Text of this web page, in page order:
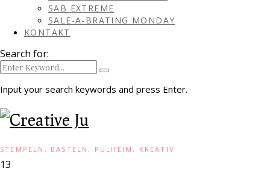
SAB EXTREME
SALE-A-BRATING MONDAY
KONTAKT
Search for:
Input your search keywords and press Enter.
STEMPELN, BASTELN, PULHEIM, KREATIV
13